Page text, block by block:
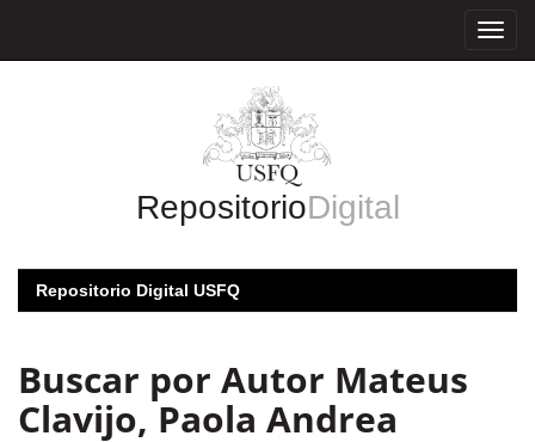
RepositorioDigital
Repositorio Digital USFQ
Buscar por Autor Mateus
Clavijo, Paola Andrea